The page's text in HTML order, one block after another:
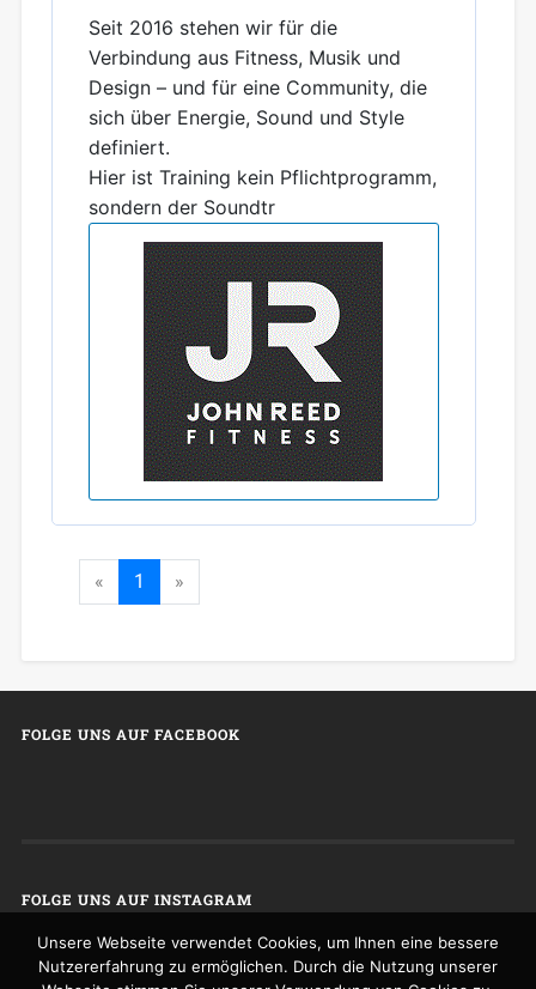
Seit 2016 stehen wir für die
Verbindung aus Fitness, Musik und
Design – und für eine Community, die
sich über Energie, Sound und Style
definiert.
Hier ist Training kein Pflichtprogramm,
sondern der Soundtr
« 1 »
FOLGE UNS AUF FACEBOOK
FOLGE UNS AUF INSTAGRAM
Unsere Webseite verwendet Cookies, um Ihnen eine bessere
Nutzererfahrung zu ermöglichen. Durch die Nutzung unserer